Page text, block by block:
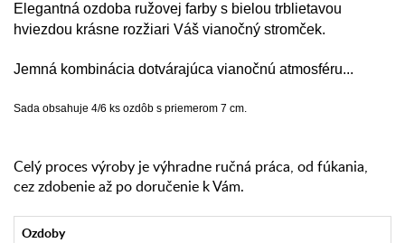
Elegantná ozdoba ružovej farby s bielou trblietavou
hviezdou krásne rozžiari Váš vianočný stromček.
Jemná kombinácia dotvárajúca vianočnú atmosféru...
Sada obsahuje 4/6 ks ozdôb s priemerom 7 cm.
Celý proces výroby je výhradne ručná práca, od fúkania,
cez zdobenie až po doručenie k Vám.
Ozdoby